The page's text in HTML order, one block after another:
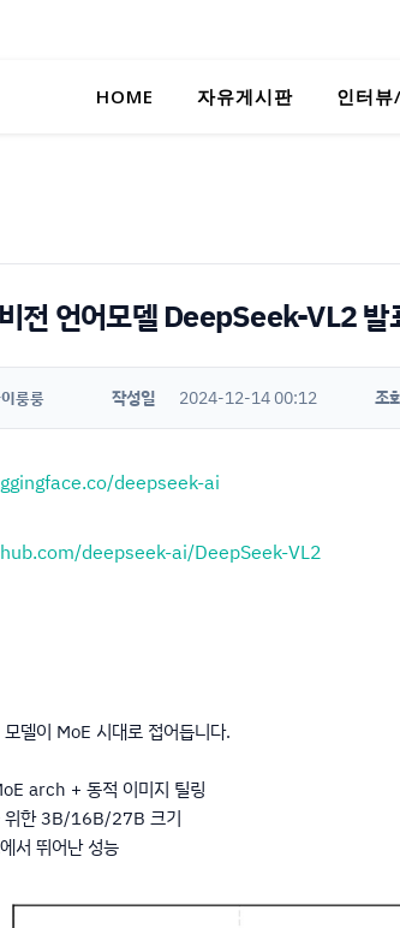
HOME 자유게시판 인터
전 언어모델 DeepSeek-VL2 발
룽룽 작성일 2024-12-14 00:12 조
deepseek-ai
deepseek-ai/DeepSeek-VL2
델이 MoE 시대로 접어듭니다.
arch + 동적 이미지 틸링
위한 3B/16B/27B 크기
서 뛰어난 성능